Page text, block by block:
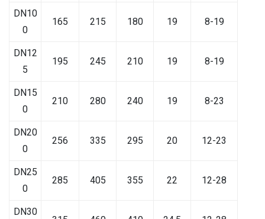
DN10
0
165 215 180 19 8-19
DN12
5
195 245 210 19 8-19
DN15
0
210 280 240 19 8-23
DN20
0
256 335 295 20 12-23
DN25
0
285 405 355 22 12-28
DN30